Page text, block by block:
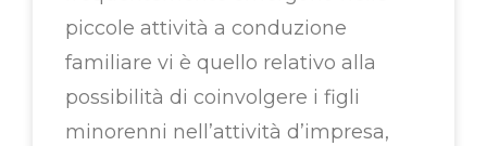
piccole attività a conduzione
familiare vi è quello relativo alla
possibilità di coinvolgere i figli
minorenni nell’attività d’impresa,